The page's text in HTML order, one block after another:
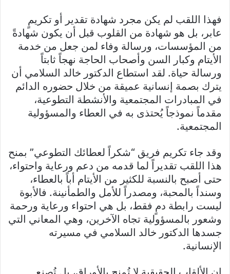
فهذا اللقب لم يكن مجرد شهادة تقدير أو تكريمٍ
عابر، بل هو شهادة من القلوب قبل أن يكون شهادةً
من المؤسسات، ورسالة وفاء لمن جعل من خدمة
الأيتام وكبار السن وأصحاب الحاجة نهجاً ثابتاً
ورسالة حياة. لقد استطاع الدكتور خالد السلامي أن
يترك بصمة إنسانية عميقة من خلال حضوره الدائم
في المبادرات المجتمعية والأنشطة التطوعية،
مقدماً نموذجاً يُحتذى به في العطاء والمسؤولية
المجتمعية.
وقد جاء تكريم فريق “شكراً لعطائك التطوعي” بمنح
هذا اللقب تقديراً لما قدمه من دعم ورعاية واحتواء،
حتى أصبح بالنسبة للكثير من الأيتام أباً بالعطاء،
وسنداً بالمحبة، ومصدراً للأمل والطمأنينة. فالأبوة
ليست رابطة دمٍ فقط، بل هي احتواء ورعاية ورحمة
وشعور بالمسؤولية تجاه الآخرين، وهي المعاني التي
جسدها الدكتور خالد السلامي في مسيرته
الإنسانية.